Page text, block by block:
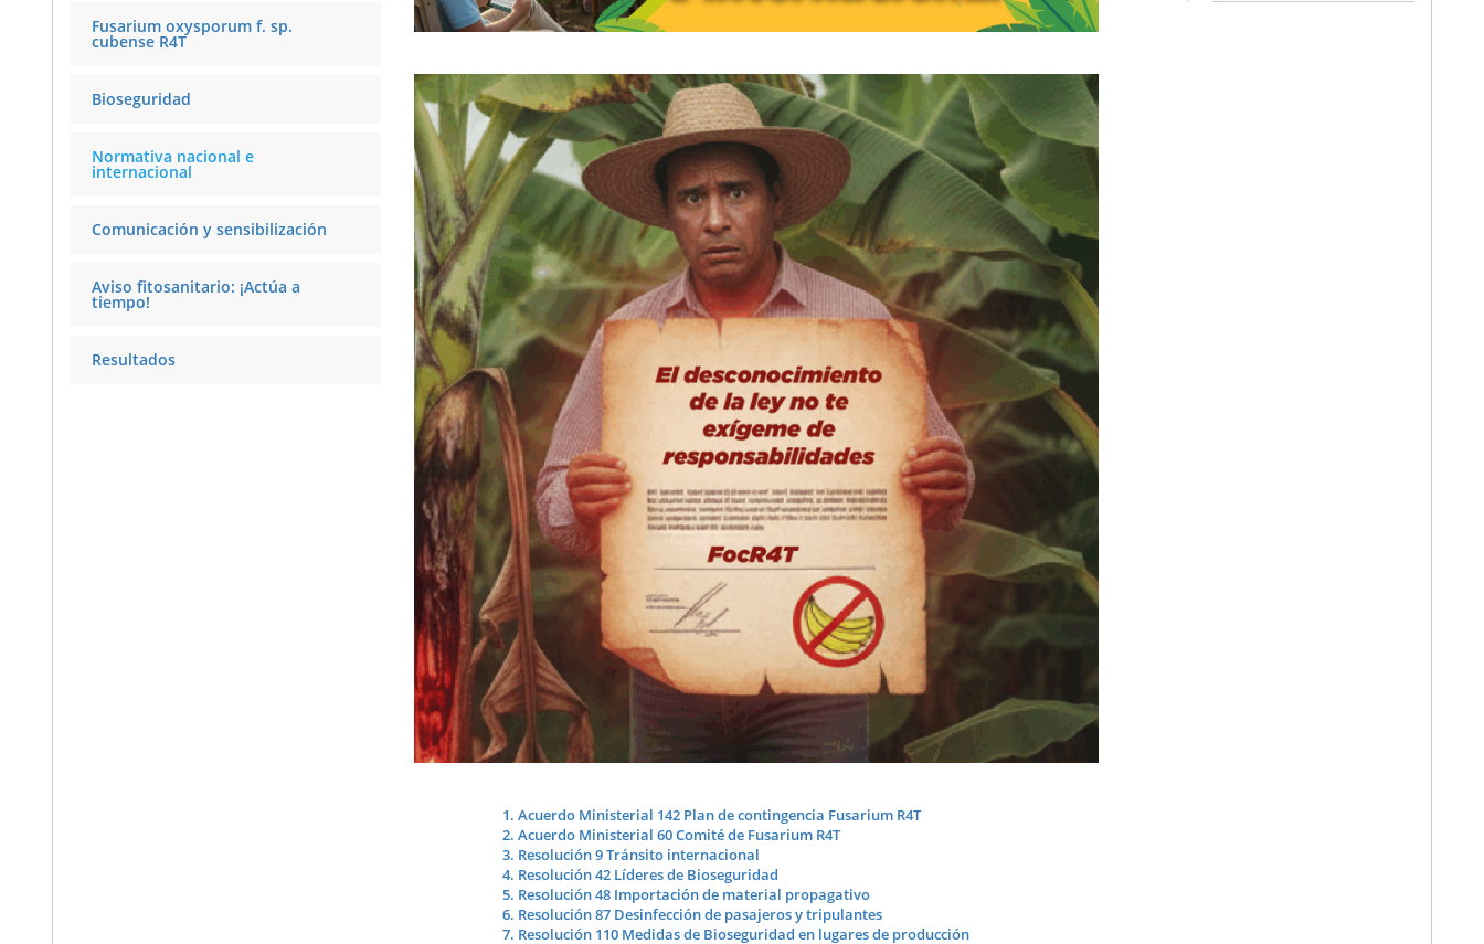
Fusarium oxysporum f. sp.
cubense R4T
Bioseguridad
Normativa nacional e
internacional
Comunicación y sensibilización
Aviso fitosanitario: ¡Actúa a
tiempo!
Resultados
1. Acuerdo Ministerial 142 Plan de contingencia Fusarium R4T
2. Acuerdo Ministerial 60 Comité de Fusarium R4T
3. Resolución 9 Tránsito internacional
4. Resolución 42 Líderes de Bioseguridad
5. Resolución 48 Importación de material propagativo
6. Resolución 87 Desinfección de pasajeros y tripulantes
7. Resolución 110 Medidas de Bioseguridad en lugares de producción